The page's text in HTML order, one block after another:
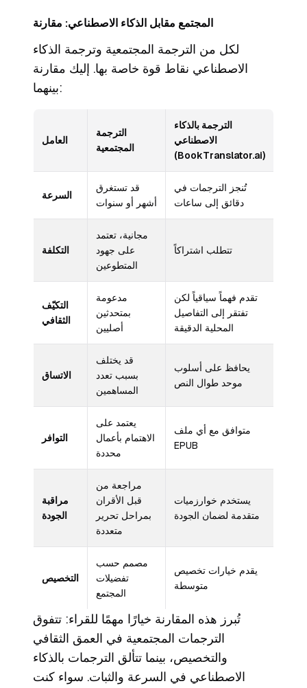
المجتمع مقابل الذكاء الاصطناعي: مقارنة
لكل من الترجمة المجتمعية وترجمة الذكاء
الاصطناعي نقاط قوة خاصة بها. إليك مقارنة
بينهما:
العامل
الترجمة
المجتمعية
الترجمة بالذكاء
الاصطناعي
(BookTranslator.ai)
السرعة
قد تستغرق
أشهر أو سنوات
تُنجز الترجمات في
دقائق إلى ساعات
التكلفة
مجانية، تعتمد
على جهود
المتطوعين
تتطلب اشتراكاً
التكيّف
الثقافي
مدعومة
بمتحدثين
أصليين
تقدم فهماً سياقياً لكن
تفتقر إلى التفاصيل
المحلية الدقيقة
الاتساق
قد يختلف
بسبب تعدد
المساهمين
يحافظ على أسلوب
موحد طوال النص
التوافر
يعتمد على
الاهتمام بأعمال
محددة
متوافق مع أي ملف
EPUB
مراقبة
الجودة
مراجعة من
قبل الأقران
بمراحل تحرير
متعددة
يستخدم خوارزميات
متقدمة لضمان الجودة
التخصيص
مصمم حسب
تفضيلات
المجتمع
يقدم خيارات تخصيص
متوسطة
تُبرز هذه المقارنة خيارًا مهمًا للقراء: تتفوق
الترجمات المجتمعية في العمق الثقافي
والتخصيص، بينما تتألق الترجمات بالذكاء
الاصطناعي في السرعة والثبات. سواء كنت